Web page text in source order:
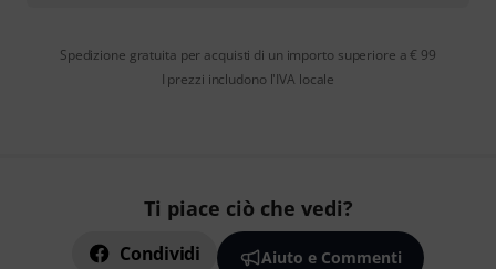
Spedizione gratuita per acquisti di un importo superiore a € 99
I prezzi includono l'IVA locale
Ti piace ciò che vedi?
Condividi Aiuto e Commenti